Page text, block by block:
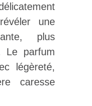
une
plus
Le parfum
légèreté,
caresse